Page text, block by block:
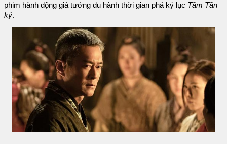
phim hành động giả tưởng du hành thời gian phá kỷ lục Tầm Tần
ký.